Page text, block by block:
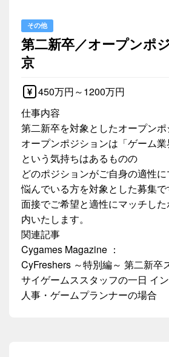
その他
第二新卒／オープンポ
京
450万円～1200万円
仕事内容
第二新卒を対象としたオープンポ
オープンポジションは「ゲーム業
という気持ちはあるものの
どのポジションがご自身の適性
悩んでいる方を対象とした募集で
面接でご希望と適性にマッチし
内いたします。
関連記事
Cygames Magazine ：
CyFreshers ～特別編～ 第二新卒
サイゲームススタッフの一日 イ
人事・ゲームプランナーの場合